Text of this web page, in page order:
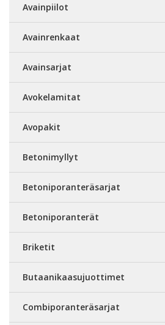
Avainpiilot
Avainrenkaat
Avainsarjat
Avokelamitat
Avopakit
Betonimyllyt
Betoniporanteräsarjat
Betoniporanterät
Briketit
Butaanikaasujuottimet
Combiporanteräsarjat